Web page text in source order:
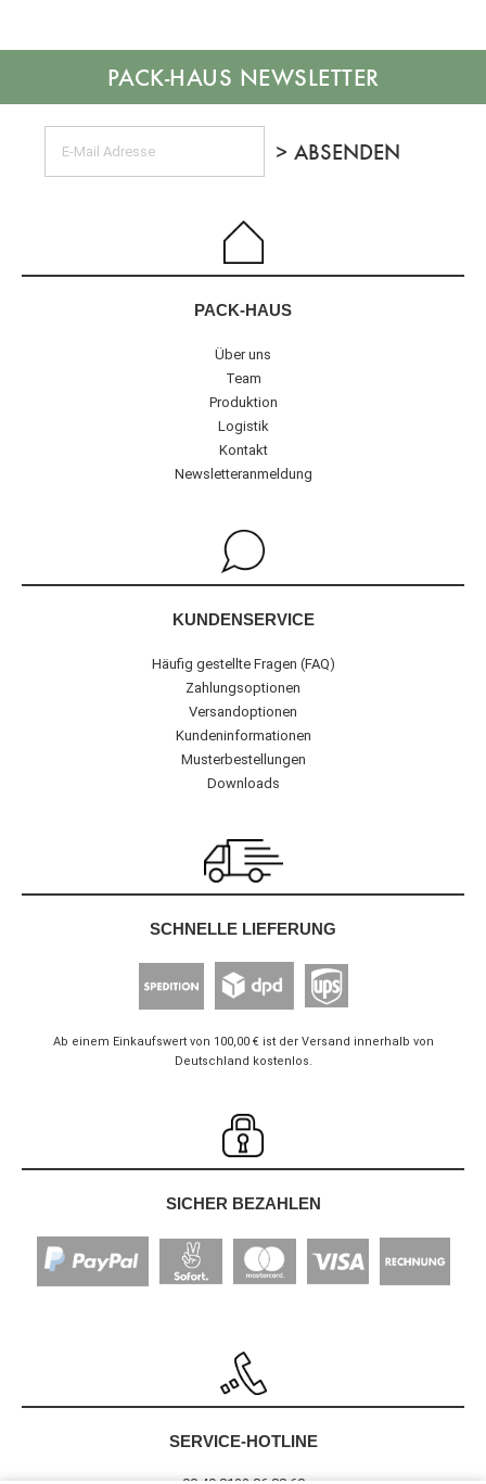
NEWSLETTER
PACK-HAUS
Über uns
Team
Produktion
Logistik
Kontakt
Newsletteranmeldung
KUNDENSERVICE
Häufig gestellte Fragen (FAQ)
Zahlungsoptionen
Versandoptionen
Kundeninformationen
Musterbestellungen
Downloads
SCHNELLE LIEFERUNG
Ab einem Einkaufswert von 100,00 € ist der Versand innerhalb von
Deutschland kostenlos.
SICHER BEZAHLEN
SERVICE-HOTLINE